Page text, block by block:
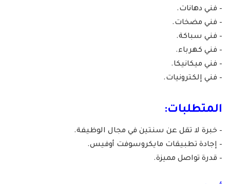
– فني دهانات.
– فني مضخات.
– فني سباكة.
– فني كهرباء.
– فني ميكانيكا.
– فني إلكترونيات.
المتطلبات:
– خبرة لا تقل عن سنتين في مجال الوظيفة.
– إجادة تطبيقات مايكروسوفت أوفيس.
– قدرة تواصل مميزة.